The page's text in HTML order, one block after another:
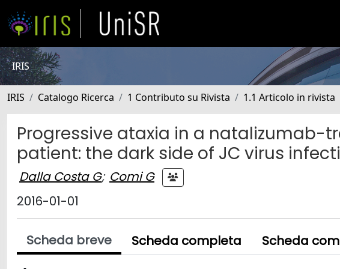
IRIS
IRIS Catalogo Ricerca 1 Contributo su Rivista 1.1 Articolo in rivista
Progressive ataxia in a natalizumab-
patient: the dark side of JC virus
Dalla Costa G; Comi G
2016-01-01
Scheda breve Scheda completa Scheda